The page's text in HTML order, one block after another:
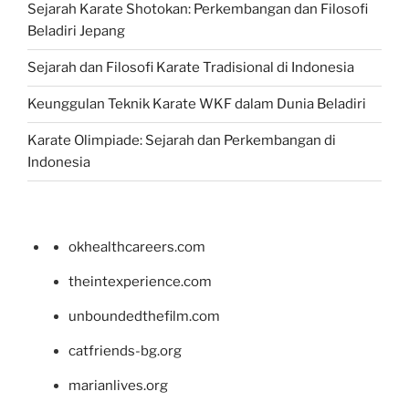
Sejarah Karate Shotokan: Perkembangan dan Filosofi
Beladiri Jepang
Sejarah dan Filosofi Karate Tradisional di Indonesia
Keunggulan Teknik Karate WKF dalam Dunia Beladiri
Karate Olimpiade: Sejarah dan Perkembangan di
Indonesia
okhealthcareers.com
theintexperience.com
unboundedthefilm.com
catfriends-bg.org
marianlives.org